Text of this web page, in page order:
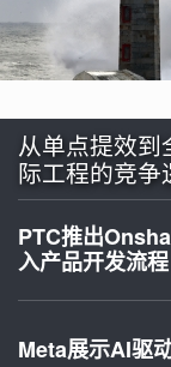
从单点提效到
际工程的竞争
PTC推出
入产品开发流程
Meta展示AI驱